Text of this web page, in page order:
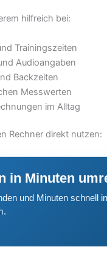
hilfreich bei:
Trainingszeiten
Audioangaben
Backzeiten
Messwerten
im Alltag
Rechner direkt nutzen:
in Minuten
und Minuten schnell